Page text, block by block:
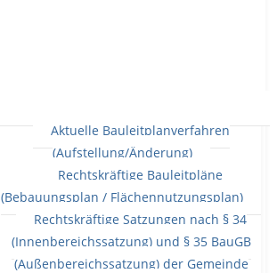
Aktuelle Bauleitplanverfahren
(Aufstellung/Änderung)
Rechtskräftige Bauleitpläne
(Bebauungsplan / Flächennutzungsplan)
Rechtskräftige Satzungen nach § 34
(Innenbereichssatzung) und § 35 BauGB
(Außenbereichssatzung) der Gemeinde